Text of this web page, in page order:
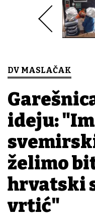
DV MASLAČAK
ideju:
želimo
hrvatski
vrtić"